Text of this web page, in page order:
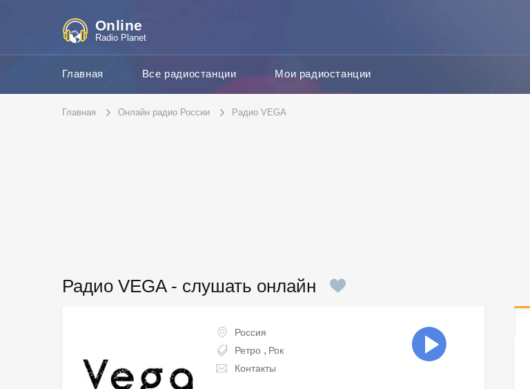
Online
Radio Planet
Главная Все радиостанции Мои радиостанции
Главная Онлайн радио России Радио VEGA
Радио VEGA - слушать онлайн
Россия
Ретро
Рок
Контакты